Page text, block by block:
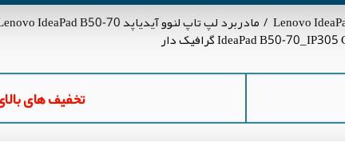
مادربرد لپ تاپ لنوو آیدیاپد Lenovo IdeaPad B50-70
تخفیف های بالای 50 درصد قطعات